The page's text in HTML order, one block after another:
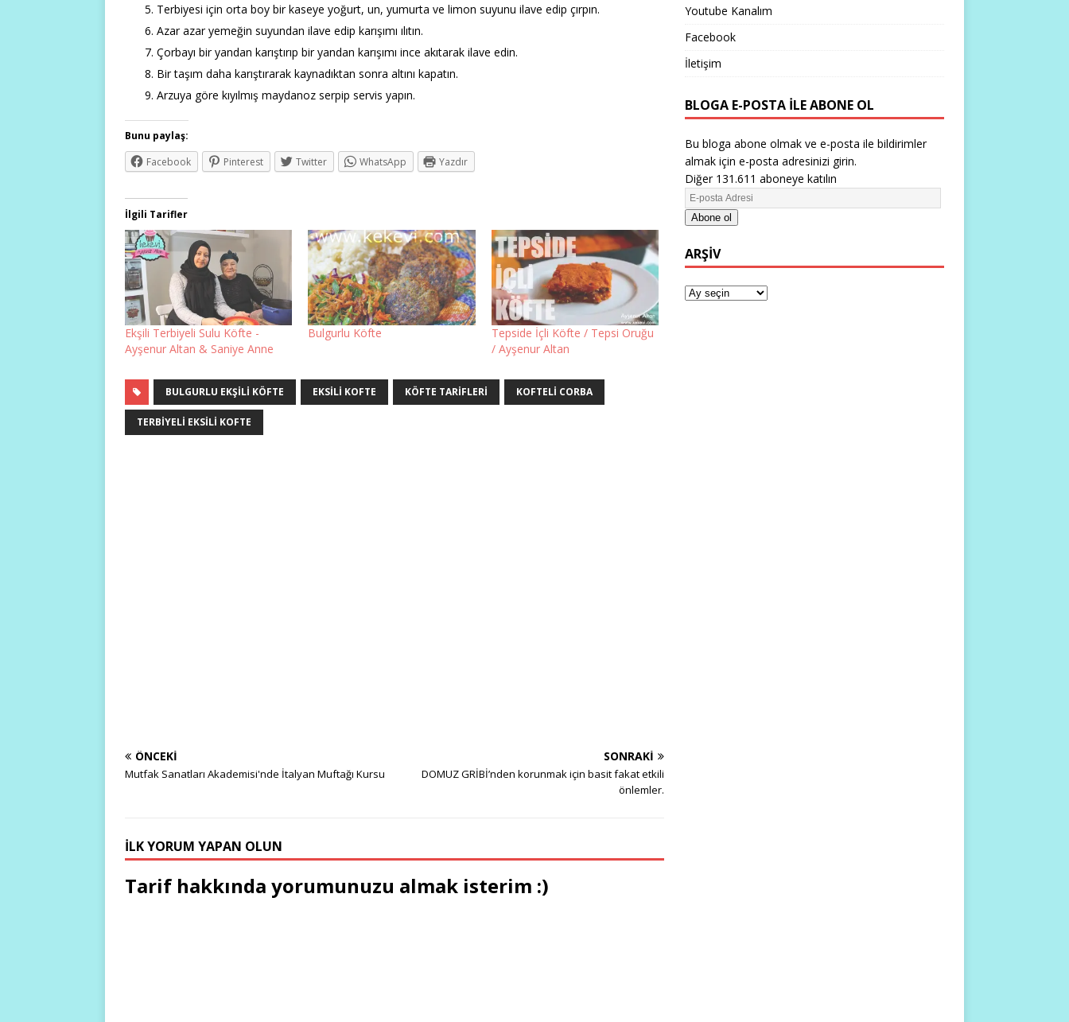
Terbiyesi için orta boy bir kaseye yoğurt, un, yumurta ve limon suyunu ilave edip çırpın.
Azar azar yemeğin suyundan ilave edip karışımı ılıtın.
Çorbayı bir yandan karıştırıp bir yandan karışımı ince akıtarak ilave edin.
Bir taşım daha karıştırarak kaynadıktan sonra altını kapatın.
Arzuya göre kıyılmış maydanoz serpip servis yapın.
Bunu paylaş:
Facebook
Pinterest Twitter WhatsApp Yazdır
İlgili Tarifler
Ekşili Terbiyeli Sulu Köfte -
Ayşenur Altan & Saniye Anne
Bulgurlu Köfte
Tepside İçli Köfte / Tepsi Oruğu
/ Ayşenur Altan
BULGURLU EKŞILI KÖFTE EKSILI KOFTE KÖFTE TARIFLERI KOFTELI CORBA
TERBIYELI EKSILI KOFTE
ÖNCEKI
Mutfak Sanatları Akademisi'nde İtalyan Muftağı Kursu
SONRAKI
DOMUZ GRİBİ’nden korunmak için basit fakat etkili
önlemler.
İLK YORUM YAPAN OLUN
Tarif hakkında yorumunuzu almak isterim :)
Youtube Kanalım
Facebook
İletişim
BLOGA E-POSTA ILE ABONE OL
Bu bloga abone olmak ve e-posta ile bildirimler
almak için e-posta adresinizi girin.
Diğer 131.611 aboneye katılın
Abone ol
ARŞIV